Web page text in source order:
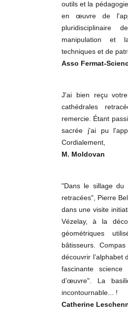
outils et la
en œuvre de
pluridisciplinaire
manipulation et
techniques et de
Asso Fermat-
J'ai bien reçu
cathédrales
remercie. Étant
sacrée j'ai pu
Cordialement,
M. Moldovan
"Dans le sillage du
retracées", Pierre
dans une visite
Vézelay, à la
géométriques
bâtisseurs.
découvrir l’alphabet
fascinante
d’œuvre". La
incontournable... !
Catherine